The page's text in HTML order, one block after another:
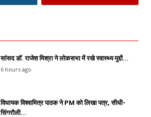
सांसद डॉ. राजेश मिश्रा ने लोकसभा में रखे स्वास्थ्य मुद्दों...
6 hours ago
विधायक विश्वामित्र पाठक ने PM को लिखा पत्र, सीधी-
सिंगरौली...